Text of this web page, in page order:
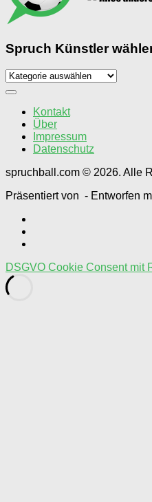
Spruch Künstler
Spruch
Kontakt
Über
Impressum
Datenschutz
spruchball.com © 2026. Alle
Präsentiert von - Entworfen
DSGVO Cookie Consent mit